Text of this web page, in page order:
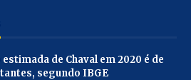
de Chaval em 2020 é de
segundo IBGE